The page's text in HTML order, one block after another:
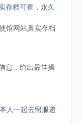
存档可查，永久
馆网站真实存档
息，给出最佳操
人一起去留服递